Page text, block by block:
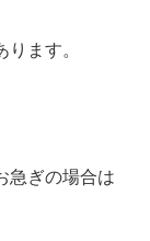
ます。
急ぎの場合は